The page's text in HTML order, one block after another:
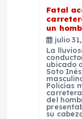
Fatal
un
julio
La
ubicado
Soto
Policías
del
su